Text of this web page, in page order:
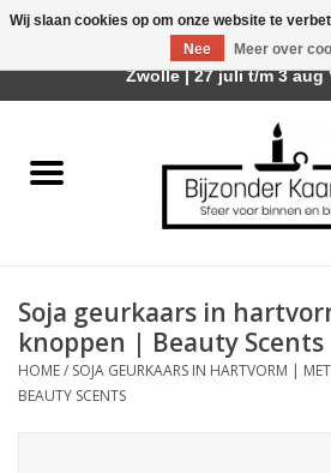
Räder Design Stories
Geurkaarsen
Tafelhaarden
Soja geurkaars in
knoppen | Beauty Scents
HOME/ SOJA GEURKAARS IN HARTVORM |
BEAUTY SCENTS
Wij slaan cookies op om onze website te
Nee
Meer over
Afhalen is mogelijk bij mijn winkel
Zwolle | 27 juli t/m 3 aug